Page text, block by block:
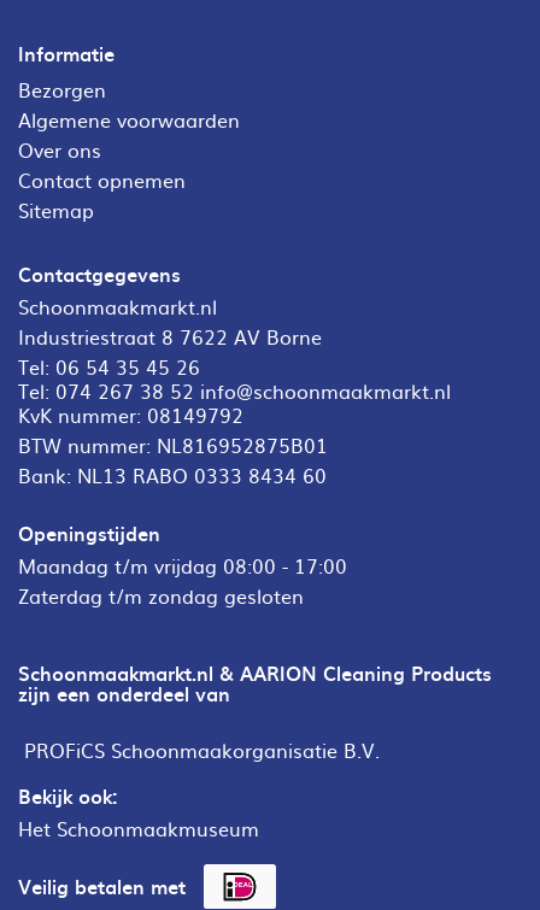
Informatie
Bezorgen
Algemene voorwaarden
Over ons
Contact opnemen
Sitemap
Contactgegevens
Schoonmaakmarkt.nl
Industriestraat 8 7622 AV Borne
Tel: 06 54 35 45 26
Tel: 074 267 38 52 info@schoonmaakmarkt.nl
KvK nummer: 08149792
BTW nummer: NL816952875B01
Bank: NL13 RABO 0333 8434 60
Openingstijden
Maandag t/m vrijdag 08:00 - 17:00
Zaterdag t/m zondag gesloten
Schoonmaakmarkt.nl & AARION Cleaning Products
zijn een onderdeel van
PROFiCS Schoonmaakorganisatie B.V.
Bekijk ook:
Het Schoonmaakmuseum
Veilig betalen met